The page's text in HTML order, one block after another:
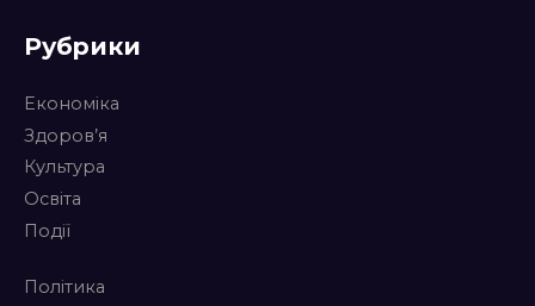
Рубрики
Економіка
Здоров’я
Культура
Освіта
Події
Політика